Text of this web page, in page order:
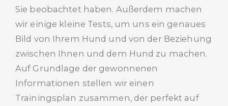
Sie beobachtet haben. Außerdem machen
wir einige kleine Tests, um uns ein genaues
Bild von Ihrem Hund und von der Beziehung
zwischen Ihnen und dem Hund zu machen.
Auf Grundlage der gewonnenen
Informationen stellen wir einen
Trainingsplan zusammen, der perfekt auf